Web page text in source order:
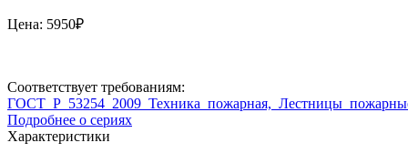
Цена: 5950₽
Соответствует требованиям:
Подробнее о сериях
Характеристики